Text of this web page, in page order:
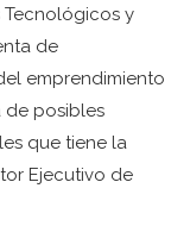
y
de
emprendimiento
de posibles
que tiene la
Ejecutivo de